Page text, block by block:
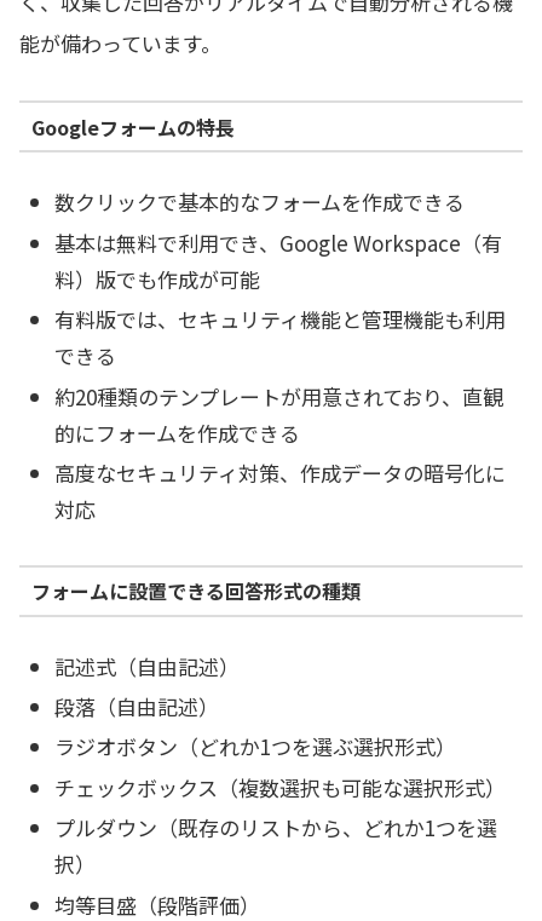
能が備わっています。
Googleフォームの特長
数クリックで基本的なフォームを作成できる
基本は無料で利用でき、Google Workspace（有
料）版でも作成が可能
有料版では、セキュリティ機能と管理機能も利用
できる
約20種類のテンプレートが用意されており、直観
的にフォームを作成できる
高度なセキュリティ対策、作成データの暗号化に
対応
フォームに設置できる回答形式の種類
記述式（自由記述）
段落（自由記述）
ラジオボタン（どれか1つを選ぶ選択形式）
チェックボックス（複数選択も可能な選択形式）
プルダウン（既存のリストから、どれか1つを選
択）
均等目盛（段階評価）